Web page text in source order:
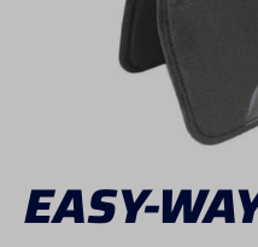
EASY-